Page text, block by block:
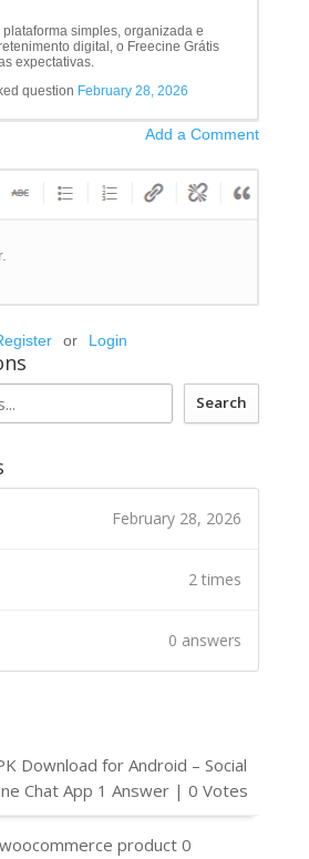
simples, organizada e
digital, o Freecine Grátis
expectativas.
question February 28, 2026
Add a Comment
or Login
Search
February 28, 2026
2 times
0 answers
Download for Android – Social
Chat App 1 Answer | 0 Votes
product 0